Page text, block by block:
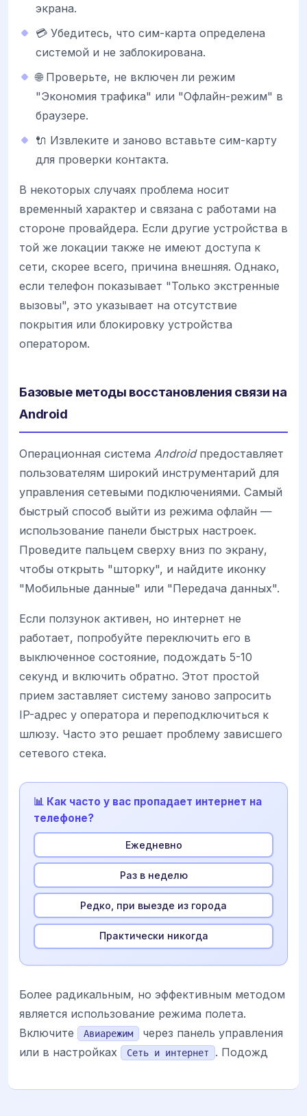
экрана.
💳 Убедитесь, что сим-карта определена
системой и не заблокирована.
🌐 Проверьте, не включен ли режим
"Экономия трафика" или "Офлайн-режим" в
браузере.
🔌 Извлеките и заново вставьте сим-карту
для проверки контакта.
В некоторых случаях проблема носит
временный характер и связана с работами на
стороне провайдера. Если другие устройства в
той же локации также не имеют доступа к
сети, скорее всего, причина внешняя. Однако,
если телефон показывает "Только экстренные
вызовы", это указывает на отсутствие
покрытия или блокировку устройства
оператором.
Базовые методы восстановления связи на
Android
Операционная система Androidпредоставляет
пользователям широкий инструментарий для
управления сетевыми подключениями. Самый
быстрый способ выйти из режима офлайн —
использование панели быстрых настроек.
Проведите пальцем сверху вниз по экрану,
чтобы открыть "шторку", и найдите иконку
"Мобильные данные" или "Передача данных".
Если ползунок активен, но интернет не
работает, попробуйте переключить его в
выключенное состояние, подождать 5-10
секунд и включить обратно. Этот простой
прием заставляет систему заново запросить
IP-адрес у оператора и переподключиться к
шлюзу. Часто это решает проблему зависшего
сетевого стека.
📊 Как часто у вас пропадает интернет на
телефоне?
Ежедневно
Раз в неделю
Редко, при выезде из города
Практически никогда
Более радикальным, но эффективным методом
является использование режима полета.
Включите
Авиарежим
через панель управления
или в настройках
Сеть и интернет . Подожд